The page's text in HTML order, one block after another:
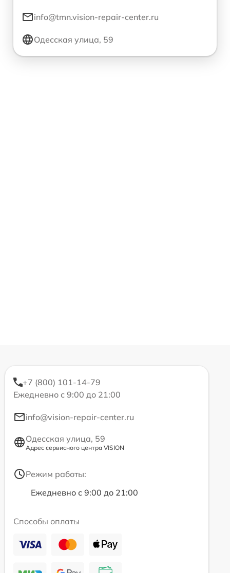
info@tmn.vision-repair-center.ru
Одесская улица, 59
+7 (800) 101-14-79
Ежедневно с 9:00 до 21:00
info@vision-repair-center.ru
Одесская улица, 59
Адрес сервисного центра VISION
Режим работы:
Ежедневно с 9:00 до 21:00
Способы оплаты